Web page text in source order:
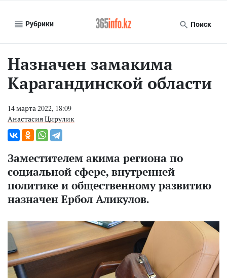
Рубрики Поиск
Назначен замакима
Карагандинской области
14 марта 2022, 18:09
Анастасия Цирулик
Заместителем акима региона по
социальной сфере, внутренней
политике и общественному развитию
назначен Ербол Аликулов.